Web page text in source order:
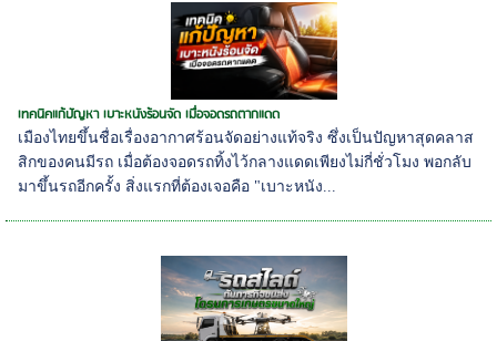
เทคนิคแก้ปัญหา เบาะหนังร้อนจัด เมื่อจอดรถตากแดด
เมืองไทยขึ้นชื่อเรื่องอากาศร้อนจัดอย่างแท้จริง ซึ่งเป็นปัญหาสุดคลาส
สิกของคนมีรถ เมื่อต้องจอดรถทิ้งไว้กลางแดดเพียงไม่กี่ชั่วโมง พอกลับ
มาขึ้นรถอีกครั้ง สิ่งแรกที่ต้องเจอคือ "เบาะหนัง...